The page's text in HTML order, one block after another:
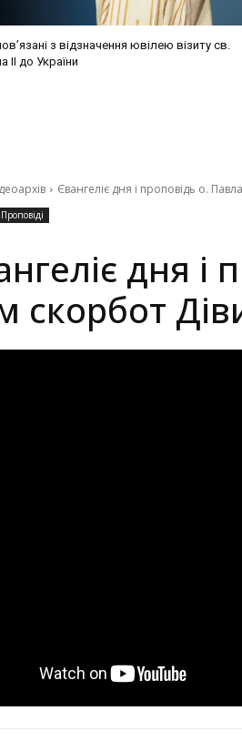
з відзначення ювілею візиту св.
до України